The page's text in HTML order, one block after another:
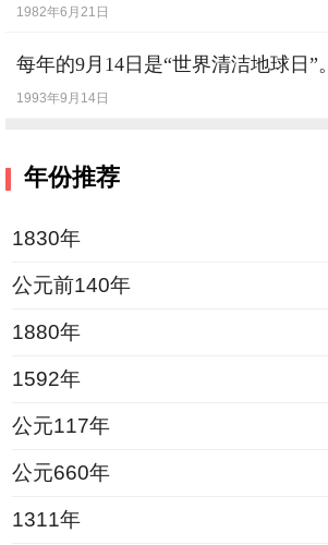
1982年6月21日
每年的9月14日是“世界清洁地球日”。
1993年9月14日
年份推荐
1830年
公元前140年
1880年
1592年
公元117年
公元660年
1311年